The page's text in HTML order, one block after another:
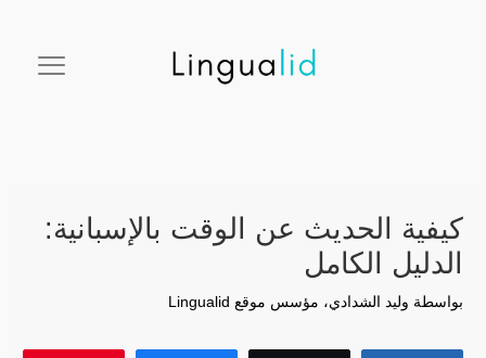
كيفية الحديث عن الوقت بالإسبانية:
الدليل الكامل
بواسطة وليد الشدادي، مؤسس موقع Lingualid